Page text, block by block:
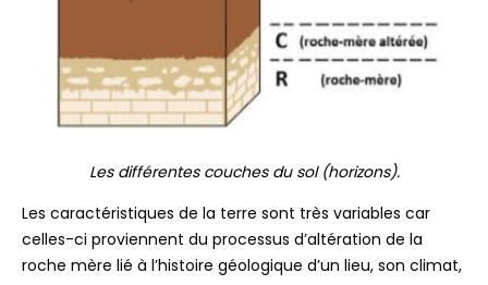
Les différentes couches du sol (horizons).
Les caractéristiques de la terre sont très variables car
celles-ci proviennent du processus d’altération de la
roche mère lié à l’histoire géologique d’un lieu, son climat,